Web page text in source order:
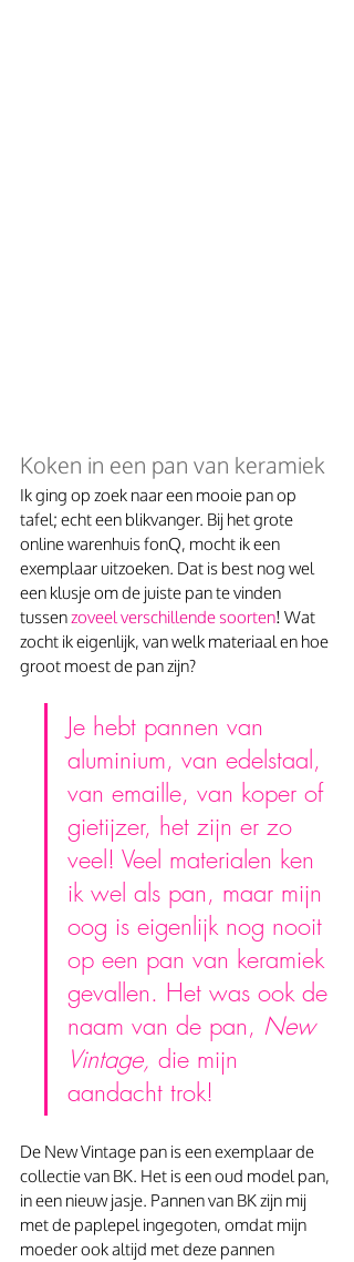
Koken in een pan van keramiek
Ik ging op zoek naar een mooie pan op
tafel; echt een blikvanger. Bij het grote
online warenhuis fonQ, mocht ik een
exemplaar uitzoeken. Dat is best nog wel
een klusje om de juiste pan te vinden
tussen zoveel verschillende soorten! Wat
zocht ik eigenlijk, van welk materiaal en hoe
groot moest de pan zijn?
Je hebt pannen van
aluminium, van edelstaal,
van emaille, van koper of
gietijzer, het zijn er zo
veel! Veel materialen ken
ik wel als pan, maar mijn
oog is eigenlijk nog nooit
op een pan van keramiek
gevallen. Het was ook de
naam van de pan, New
Vintage, die mijn
aandacht trok!
De New Vintage pan is een exemplaar de
collectie van BK. Het is een oud model pan,
in een nieuw jasje. Pannen van BK zijn mij
met de paplepel ingegoten, omdat mijn
moeder ook altijd met deze pannen